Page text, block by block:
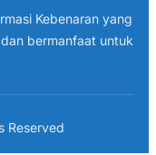
Kebenaran yang
bermanfaat untuk
Reserved